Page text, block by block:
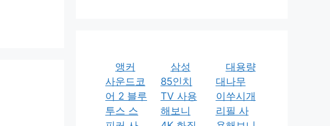
앵커
사운드코
어 2 블루
투스 스
삼성
85인치
TV 사용
해보니
대용량
대나무
이쑤시개
리필 사